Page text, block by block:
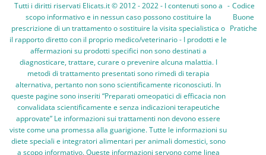
Tutti i diritti riservati Elicats.it © 2012 - 2022 - I contenuti sono a
scopo informativo e in nessun caso possono costituire la
prescrizione di un trattamento o sostituire la visita specialistica o
il rapporto diretto con il proprio medico/veterinario - I prodotti e le
affermazioni su prodotti specifici non sono destinati a
diagnosticare, trattare, curare o prevenire alcuna malattia. I
metodi di trattamento presentati sono rimedi di terapia
alternativa, pertanto non sono scientificamente riconosciuti. In
queste pagine sono inseriti “Preparati omeopatici di efficacia non
convalidata scientificamente e senza indicazioni terapeutiche
approvate” Le informazioni sui trattamenti non devono essere
viste come una promessa alla guarigione. Tutte le informazioni su
diete speciali e integratori alimentari per animali domestici, sono
a scopo informativo. Queste informazioni servono come linea
- Codice
Buone
Pratiche